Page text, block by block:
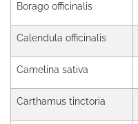
Borago officinalis
Calendula officinalis
Camelina sativa
Carthamus tinctoria